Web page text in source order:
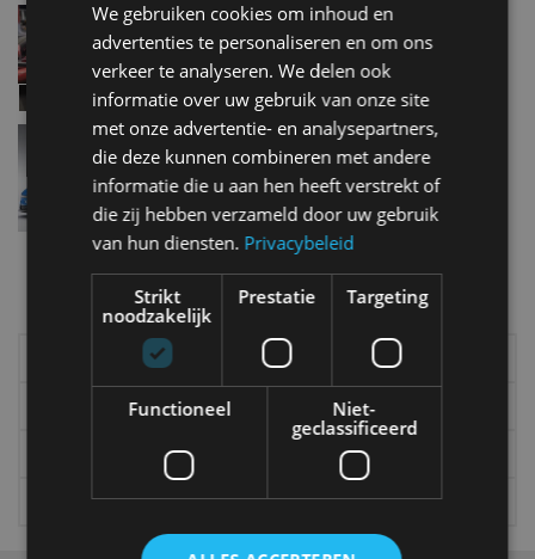
Video van de dag: de knotsgekke Ducarti
nov 2018
Volkswagen XL Sport met Ducati-motor
okt 2014
Meer autonieuws
Alle categorieën van AutoRAI.nl
Elektrisch
Autotests
Interview
Column
Gadgets
Tech
Video
Games
We gebruiken cookies om inhoud en
advertenties te personaliseren en om ons
verkeer te analyseren. We delen ook
informatie over uw gebruik van onze site
met onze advertentie- en analysepartners,
die deze kunnen combineren met andere
informatie die u aan hen heeft verstrekt of
die zij hebben verzameld door uw gebruik
van hun diensten. Privacybeleid
Strikt
noodzakelijk
Prestatie Targeting
Functioneel
Niet-
geclassificeerd